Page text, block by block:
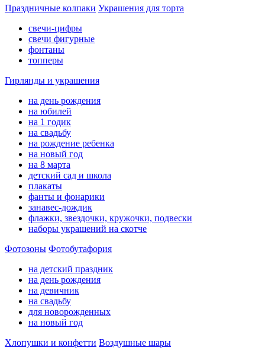
Праздничные колпаки Украшения для торта
свечи-цифры
свечи фигурные
фонтаны
топперы
Гирлянды и украшения
на день рождения
на юбилей
на 1 годик
на свадьбу
на рождение ребенка
на новый год
на 8 марта
детский сад и школа
плакаты
фанты и фонарики
занавес-дождик
флажки, звездочки, кружочки, подвески
наборы украшений на скотче
Фотозоны Фотобутафория
на детский праздник
на день рождения
на девичник
на свадьбу
для новорожденных
на новый год
Хлопушки и конфетти Воздушные шары